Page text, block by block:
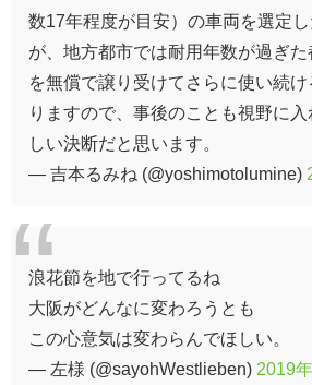
数17年程度が目安）の車両を選定
が、地方都市では耐用年数が過ぎ
を無償で譲り受けてさらに使い続
りますので、事後のことも視野に
しい決断だと思います。
— 吉本るみね (@yoshimotolumine)
浪花節を地で行ってるね
大阪がどんなに変わろうとも
この心意気は変わらんでほしい。
— 左様 (@sayohWestlieben) 2019